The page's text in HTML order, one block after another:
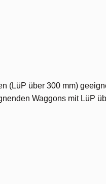
über 300 mm)
Waggons mit LüP